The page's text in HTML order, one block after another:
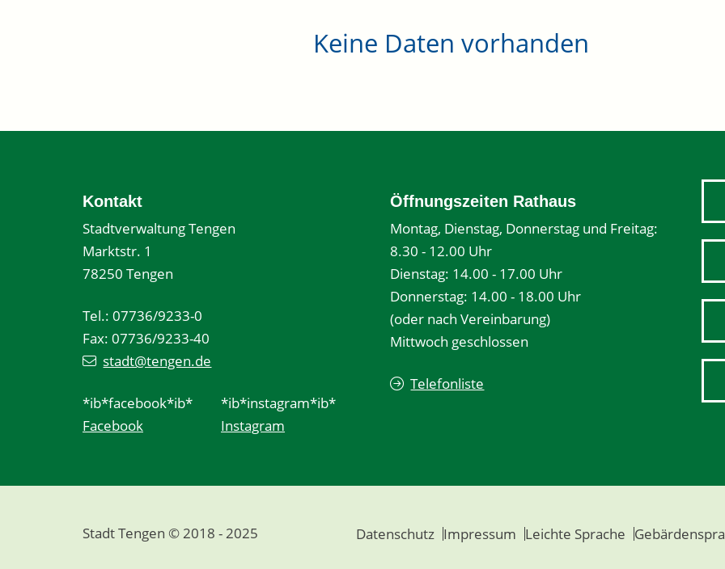
Keine Daten vorhanden
Kontakt
Stadtverwaltung Tengen
Marktstr. 1
78250 Tengen
Tel.: 07736/9233-0
Fax: 07736/9233-40
stadt@tengen.de
*ib*facebook*ib*
Facebook
*ib*instagram*ib*
Instagram
Öffnungszeiten Rathaus
Montag, Dienstag, Donnerstag und Freitag:
8.30 - 12.00 Uhr
Dienstag: 14.00 - 17.00 Uhr
Donnerstag: 14.00 - 18.00 Uhr
(oder nach Vereinbarung)
Mittwoch geschlossen
Telefonliste
Stadt Tengen © 2018 - 2025 Datenschutz Impressum Leichte Sprache